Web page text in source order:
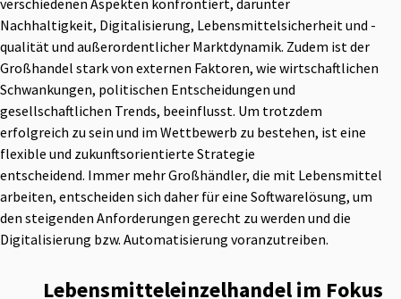
verschiedenen Aspekten konfrontiert, darunter
Nachhaltigkeit, Digitalisierung, Lebensmittelsicherheit und -
qualität und außerordentlicher Marktdynamik. Zudem ist der
Großhandel stark von externen Faktoren, wie wirtschaftlichen
Schwankungen, politischen Entscheidungen und
gesellschaftlichen Trends, beeinflusst. Um trotzdem
erfolgreich zu sein und im Wettbewerb zu bestehen, ist eine
flexible und zukunftsorientierte Strategie
entscheidend. Immer mehr Großhändler, die mit Lebensmittel
arbeiten, entscheiden sich daher für eine Softwarelösung, um
den steigenden Anforderungen gerecht zu werden und die
Digitalisierung bzw. Automatisierung voranzutreiben.
Lebensmittel­einzelhandel im Fokus